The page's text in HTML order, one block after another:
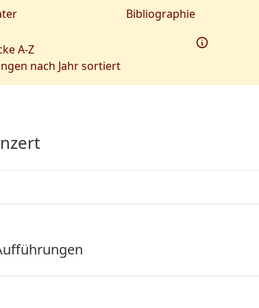
A-Z
nach Jahr sortiert
Bibliographie